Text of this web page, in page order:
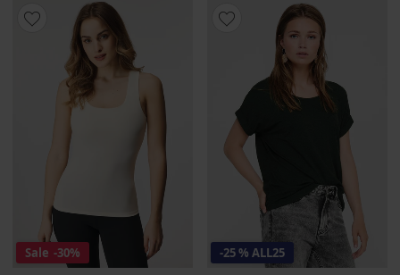
Sale -30% -25 % ALL25